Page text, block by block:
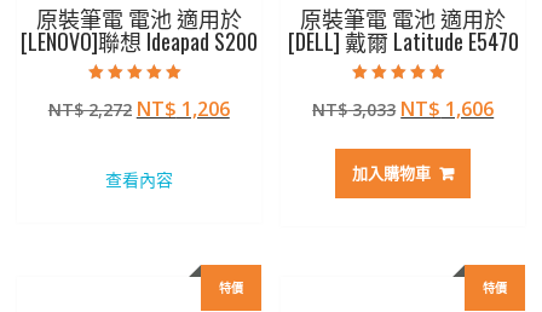
原裝筆電 電池 適用於
[LENOVO]聯想 Ideapad S200
5.00
滿分 5
NT$2,272 原
格：
NT$ 1,206目
查看內容
原裝筆電 電池 適用於
[DELL] 戴爾 Latitude E5470
5.00
滿分 5
NT$3,033 原
價
格：
NT$ 1,606目
加入購物車
特價 特價